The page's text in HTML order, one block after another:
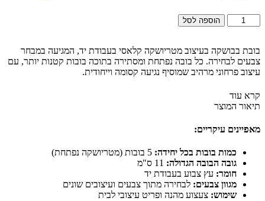
כמות
של
בבושקה
בעבודת
יד
מטריושקה
בעיצוב
הוספה לסל
בובת בבושקה בעיצוב מטריושקה קלאסי בעבודת יד, המגיעה במבחר
צבעים לבחירה. כל בובה נפתחת ומסתירה בתוכה בובות קטנות יותר, עם
עיצוב פרחוני מרהיב שמוסיף נגיעה קסומה וייחודית.
קרא עוד
תיאור המוצר
מאפיינים עיקריים:
כמות בובות בכל יחידה:
גובה הבובה הגדולה:
חומר: עץ צבוע בעבודת יד
מגוון צבעים: לבחירה מתוך צבעים ועיצובים שונים
שימוש: צעצוע מהנה ופריט עיצובי לבית